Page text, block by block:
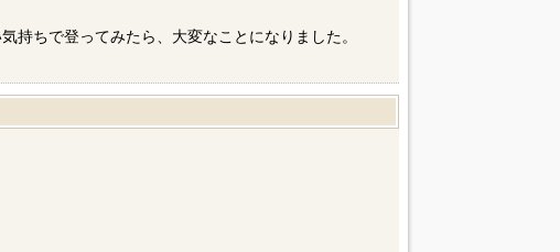
持ちで登ってみたら、大変なことになりました。